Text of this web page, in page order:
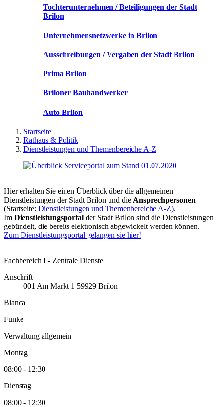
Tochterunternehmen / Beteiligungen der Stadt
Brilon
Unternehmensnetzwerke in Brilon
Ausschreibungen / Vergaben der Stadt Brilon
Prima Brilon
Briloner Bauhandwerker
Auto Brilon
Startseite
Rathaus & Politik
Dienstleistungen und Themenbereiche A-Z
Hier erhalten Sie einen Überblick über die allgemeinen
Dienstleistungen der Stadt Brilon und die Ansprechpersonen
(Startseite: Dienstleistungen und Themenbereiche A-Z).
Im Dienstleistungsportal der Stadt Brilon sind die Dienstleistungen
gebündelt, die bereits elektronisch abgewickelt werden können.
Zum Dienstleistungsportal gelangen sie hier!
Fachbereich I - Zentrale Dienste
Anschrift
001 Am Markt 1 59929 Brilon
Bianca
Funke
Verwaltung allgemein
Montag
08:00 - 12:30
Dienstag
08:00 - 12:30